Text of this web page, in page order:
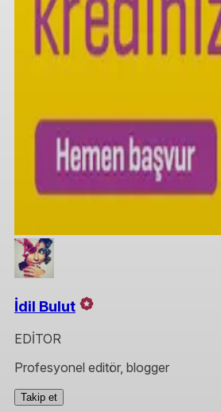
İdil Bulut
EDİTOR
Profesyonel editör, blogger
Takip et